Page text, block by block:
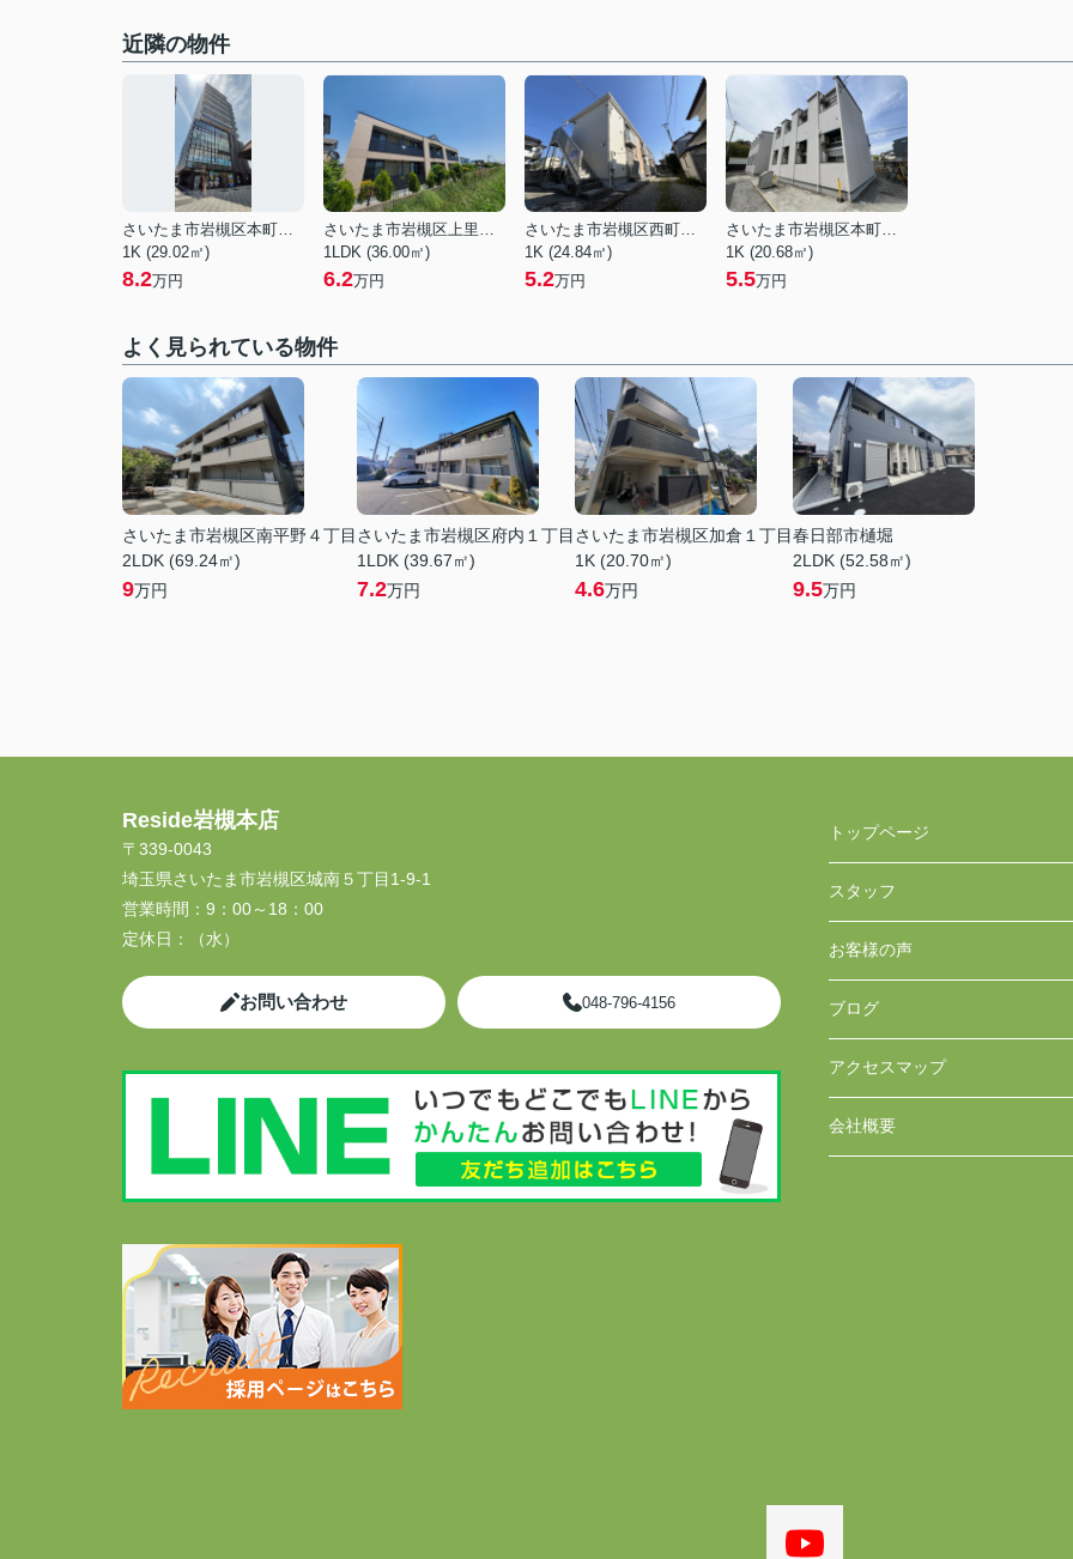
近隣の物件
さいたま市岩槻区本町１丁目
1K (29.02㎡)
8.2万円
さいたま市岩槻区上里１丁目
1LDK (36.00㎡)
6.2万円
さいたま市岩槻区西町５丁目
1K (24.84㎡)
5.2万円
さいたま市岩槻区本町３丁目
1K (20.68㎡)
5.5万円
よく見られている物件
さいたま市岩槻区南平野４丁目
2LDK (69.24㎡)
9万円
さいたま市岩槻区府内１丁目
1LDK (39.67㎡)
7.2万円
さいたま市岩槻区加倉１丁目
1K (20.70㎡)
4.6万円
春日部市樋堀
2LDK (52.58㎡)
9.5万円
Reside岩槻本店
〒339-0043
埼玉県さいたま市岩槻区城南５丁目1-9-1
営業時間： 9：00～18：00
定休日：
（水）
お問い合わせ 048-796-4156
トップページ
スタッフ
お客様の声
ブログ
アクセスマップ
会社概要